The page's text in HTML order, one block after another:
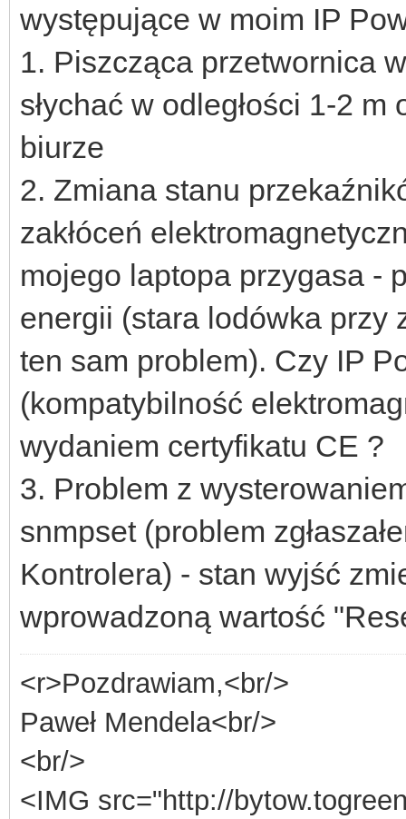
występujące w moim IP
1. Piszcząca przetwornica
słychać w odległości 1-2
biurze
2. Zmiana stanu
zakłóceń
mojego laptopa przygasa -
energii (stara lodówka przy
ten sam problem). Czy IP
(kompatybilność
wydaniem certyfikatu CE ?
3. Problem z
snmpset (problem
Kontrolera) - stan wyjść
wprowadzoną wartość
<r>Pozdrawiam,<br/>
Paweł Mendela<br/>
<br/>
<IMG src="http://